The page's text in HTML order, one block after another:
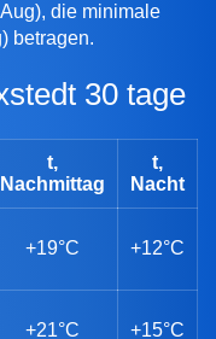
die minimale
betragen.
30 tage
t,
Nachmittag
t,
Nacht
+19°C +12°C
+21°C +15°C